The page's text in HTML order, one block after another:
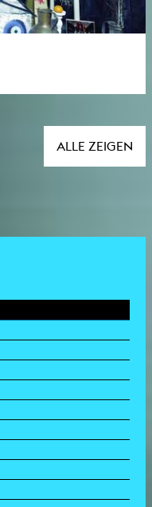
ALLE ZEIGEN